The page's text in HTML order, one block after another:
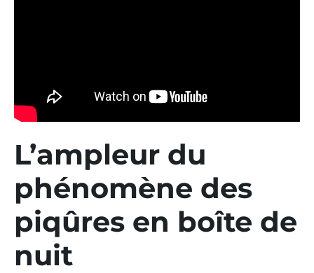
L’ampleur du
phénomène des
piqûres en boîte de
nuit